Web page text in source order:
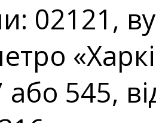
02121,
або 545,